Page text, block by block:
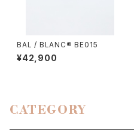
BAL / BLANC® BE015
¥42,900
CATEGORY